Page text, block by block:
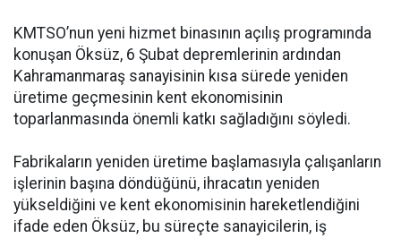
KMTSO’nun yeni hizmet binasının açılış programında
konuşan Öksüz, 6 Şubat depremlerinin ardından
Kahramanmaraş sanayisinin kısa sürede yeniden
üretime geçmesinin kent ekonomisinin
toparlanmasında önemli katkı sağladığını söyledi.
Fabrikaların yeniden üretime başlamasıyla çalışanların
işlerinin başına döndüğünü, ihracatın yeniden
yükseldiğini ve kent ekonomisinin hareketlendiğini
ifade eden Öksüz, bu süreçte sanayicilerin, iş